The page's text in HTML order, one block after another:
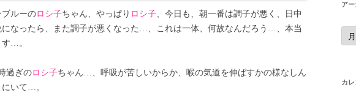
ルーのロシ子ちゃん、やっぱり ロシ子 、今日も、朝一番は調子が悪く、日中
になったら、また調子が悪くなった…、これは一体、何故なんだろう…、本当
…。
過ぎのロシ子ちゃん…、呼吸が苦しいからか、喉の気道を伸ばすかの様なしん
いて…。
ア
ア
ー
カ
カ